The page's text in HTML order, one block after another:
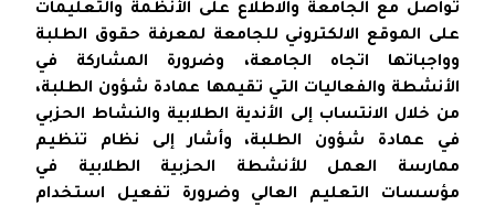
تواصل مع الجامعة والاطلاع على الأنظمة والتعليمات
على الموقع الالكتروني للجامعة لمعرفة حقوق الطلبة
وواجباتها اتجاه الجامعة، وضرورة المشاركة في
الأنشطة والفعاليات التي تقيمها عمادة شؤون الطلبة،
من خلال الانتساب إلى الأندية الطلابية والنشاط الحزبي
في عمادة شؤون الطلبة، وأشار إلى نظام تنظيم
ممارسة العمل للأنشطة الحزبية الطلابية في
مؤسسات التعليم العالي وضرورة تفعيل استخدام